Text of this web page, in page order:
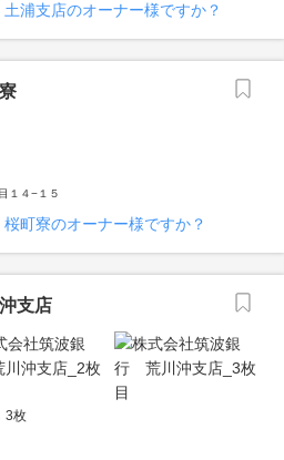
浦支店のオーナー様ですか？
１４−１５
町寮のオーナー様ですか？
支店
3枚